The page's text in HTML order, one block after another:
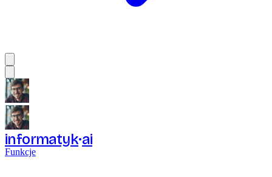
informatyk ai
Funkcje